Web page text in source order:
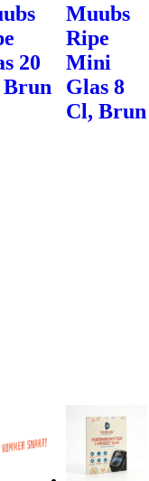
20
Brun
Muubs
Ripe
Mini
Glas 8
Cl, Brun